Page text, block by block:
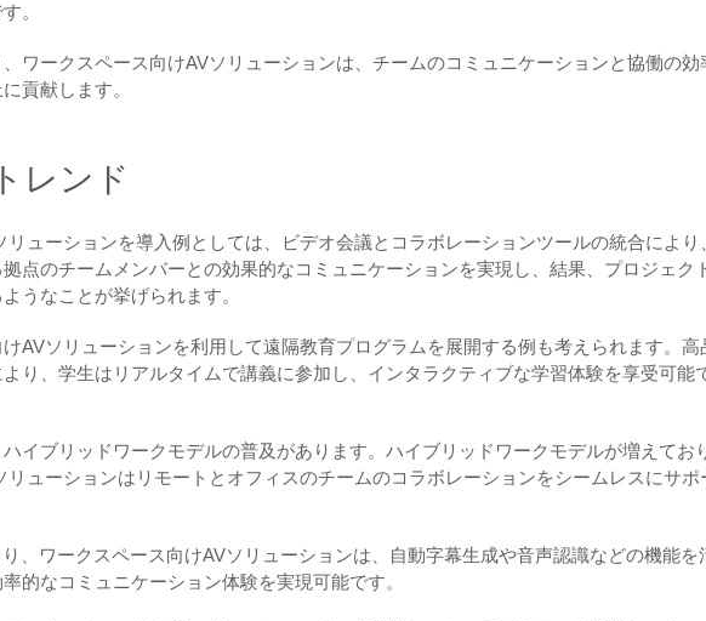
。
ワークスペース向けAVソリューションは、チームのコミュニケーションと協働の効
貢献します。
レンド
リューションを導入例としては、ビデオ会議とコラボレーションツールの統合により
点のチームメンバーとの効果的なコミュニケーションを実現し、結果、プロジェク
うなことが挙げられます。
AVソリューションを利用して遠隔教育プログラムを展開する例も考えられます。高
り、学生はリアルタイムで講義に参加し、インタラクティブな学習体験を享受可能
イブリッドワークモデルの普及があります。ハイブリッドワークモデルが増えてお
リューションはリモートとオフィスのチームのコラボレーションをシームレスにサポ
、ワークスペース向けAVソリューションは、自動字幕生成や音声認識などの機能を
的なコミュニケーション体験を実現可能です。